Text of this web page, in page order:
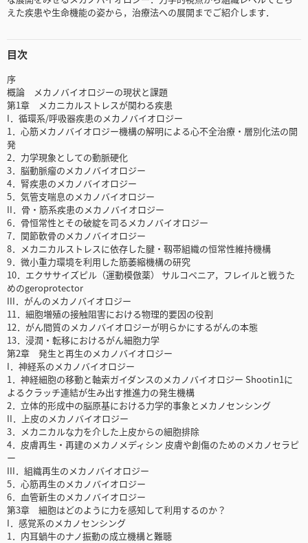
えた疾患や生命機能の姿から，治療法への展開までご紹介します．
目次
序
概論 メカノバイオロジーの現状と課題
第1章 メカニカルストレスが関わる疾患
I．循環系/呼吸器疾患のメカノバイオロジー
1．心筋メカノバイオロジー機構の解明による心不全治療・層別化法の開
発
2．力学現象としての動脈硬化
3．脳動脈瘤のメカノバイオロジー
4．腎疾患のメカノバイオロジー
5．気管支喘息のメカノバイオロジー
II．骨・筋系疾患のメカノバイオロジー
6．骨恒常性とその破綻を司るメカノバイオロジー
7．関節軟骨のメカノバイオロジー
8．メカニカルストレスに依存した腱・靱帯組織の恒常性維持機構
9．微小重力環境を利用した筋萎縮機構の研究
10．エクササイズピル（運動模倣薬） サルコペニア，フレイルと戦うた
めのgeroprotector
III．がんのメカノバイオロジー
11．細胞増殖の接触阻害における物理的要因の役割
12．がん間質のメカノバイオロジーが明らかにするがんの本態
13．浸潤・転移におけるがん細胞力学
第2章 発生と再生のメカノバイオロジー
I．神経系のメカノバイオロジー
1．神経細胞の移動と軸索ガイダンスのメカノバイオロジー Shootin1に
よるクラッチ連結が生み出す推進力の発生機構
2．立体的形成中の脳原基における力学的事象とメカノセンシング
II．上皮のメカノバイオロジー
3．メカニカルな力を介した上皮からの細胞排除
4．皮膚再生・再建のメカノメディシン 皮膚や創傷のためのメカノセラピ
ー
III．組織再生のメカノバイオロジー
5．心筋再生のメカノバイオロジー
6．血管新生のメカノバイオロジー
第3章 細胞はどのように力を感知して利用するのか？
I．感覚系のメカノセンシング
1．内耳蝸牛のナノ振動の成立機構と難聴